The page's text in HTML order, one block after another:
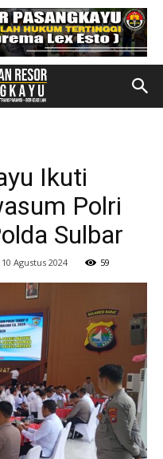
Ikuti
Polri
Sulbar
10 Agustus 2024 59